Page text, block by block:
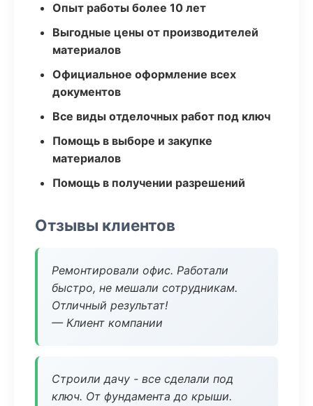
Опыт работы более 10 лет
Выгодные цены от производителей
материалов
Официальное оформление всех
документов
Все виды отделочных работ под ключ
Помощь в выборе и закупке
материалов
Помощь в получении разрешений
Отзывы клиентов
Ремонтировали офис. Работали
быстро, не мешали сотрудникам.
Отличный результат!
— Клиент компании
Строили дачу - все сделали под
ключ. От фундамента до крыши.